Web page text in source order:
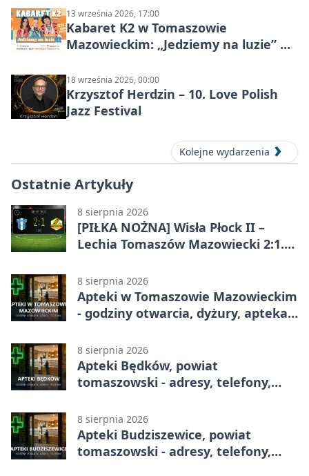
13 września 2026, 17:00
Kabaret K2 w Tomaszowie
Mazowieckim: „Jedziemy na luzie” w
Społecznej
18 września 2026, 00:00
Krzysztof Herdzin – 10. Love Polish
Jazz Festival
Kolejne wydarzenia
Ostatnie Artykuły
8 sierpnia 2026
[PIŁKA NOŻNA] Wisła Płock II –
Lechia Tomaszów Mazowiecki 2:1.
w Betclic 3. Lidze Grupa 1 (Grupa I)
8 sierpnia 2026
Apteki w Tomaszowie Mazowieckim
- godziny otwarcia, dyżury, apteka
8 sierpnia 2026
Apteki Będków, powiat
tomaszowski - adresy, telefony,
8 sierpnia 2026
Apteki Budziszewice, powiat
tomaszowski - adresy, telefony,